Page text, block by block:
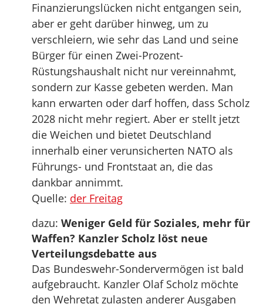
Finanzierungslücken nicht entgangen sein,
aber er geht darüber hinweg, um zu
verschleiern, wie sehr das Land und seine
Bürger für einen Zwei-Prozent-
Rüstungshaushalt nicht nur vereinnahmt,
sondern zur Kasse gebeten werden. Man
kann erwarten oder darf hoffen, dass Scholz
2028 nicht mehr regiert. Aber er stellt jetzt
die Weichen und bietet Deutschland
innerhalb einer verunsicherten NATO als
Führungs- und Frontstaat an, die das
dankbar annimmt.
Quelle: der Freitag
dazu: Weniger Geld für Soziales, mehr für
Waffen? Kanzler Scholz löst neue
Verteilungsdebatte aus
Das Bundeswehr-Sondervermögen ist bald
aufgebraucht. Kanzler Olaf Scholz möchte
den Wehretat zulasten anderer Ausgaben